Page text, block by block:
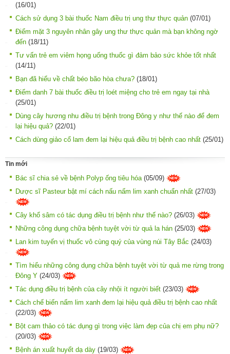
(16/01)
Cách sử dụng 3 bài thuốc Nam điều trị ung thư thực quản (07/01)
Điểm mặt 3 nguyên nhân gây ung thư thực quản mà bạn không ngờ
đến (18/11)
Tư vấn trẻ em viêm họng uống thuốc gì đảm bảo sức khỏe tốt nhất
(14/11)
Bạn đã hiểu về chất béo bão hòa chưa? (18/01)
Điểm danh 7 bài thuốc điều trị loét miệng cho trẻ em ngay tại nhà
(25/01)
Dùng cây hương nhu điều trị bệnh trong Đông y như thế nào để đem
lại hiệu quả? (22/01)
Cách dùng giảo cổ lam đem lại hiệu quả điều trị bệnh cao nhất (25/01)
Tin mới
Bác sĩ chia sẻ về bệnh Polyp ống tiêu hóa (05/09)
Dược sĩ Pasteur bật mí cách nấu nấm lim xanh chuẩn nhất (27/03)
Cây khổ sâm có tác dụng điều trị bệnh như thế nào? (26/03)
Những công dụng chữa bệnh tuyệt vời từ quả la hán (25/03)
Lan kim tuyến vị thuốc vô cùng quý của vùng núi Tây Bắc (24/03)
Tìm hiểu những công dụng chữa bệnh tuyệt vời từ quả me rừng trong
Đông Y (24/03)
Tác dụng điều trị bệnh của cây nhội ít người biết (23/03)
Cách chế biến nấm lim xanh đem lại hiệu quả điều trị bệnh cao nhất
(22/03)
Bột cam thảo có tác dụng gì trong việc làm đẹp của chị em phụ nữ?
(20/03)
Bệnh án xuất huyết dạ dày (19/03)